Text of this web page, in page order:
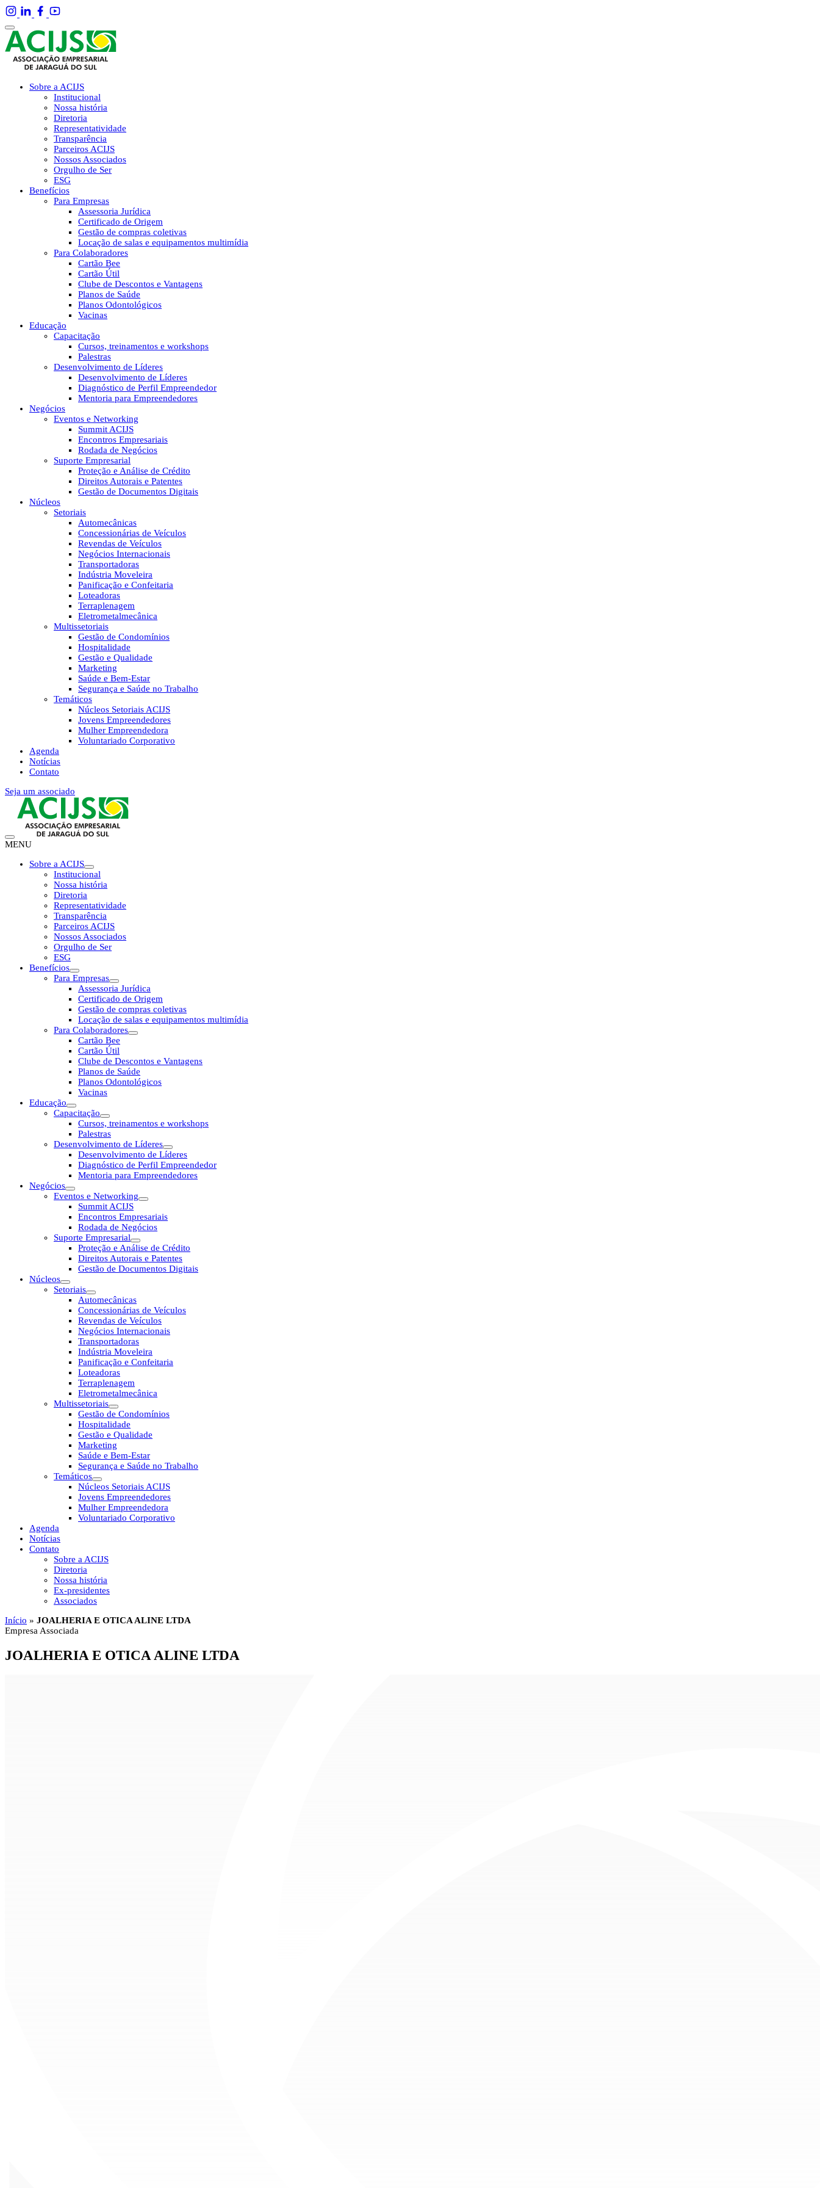
Sobre a ACIJS
Institucional
Nossa história
Diretoria
Representatividade
Transparência
Parceiros ACIJS
Nossos Associados
Orgulho de Ser
ESG
Benefícios
Para Empresas
Assessoria Jurídica
Certificado de Origem
Gestão de compras coletivas
Locação de salas e equipamentos multimídia
Para Colaboradores
Cartão Bee
Cartão Útil
Clube de Descontos e Vantagens
Planos de Saúde
Planos Odontológicos
Vacinas
Educação
Capacitação
Cursos, treinamentos e workshops
Palestras
Desenvolvimento de Líderes
Desenvolvimento de Líderes
Diagnóstico de Perfil Empreendedor
Mentoria para Empreendedores
Negócios
Eventos e Networking
Summit ACIJS
Encontros Empresariais
Rodada de Negócios
Suporte Empresarial
Proteção e Análise de Crédito
Direitos Autorais e Patentes
Gestão de Documentos Digitais
Núcleos
Setoriais
Automecânicas
Concessionárias de Veículos
Revendas de Veículos
Negócios Internacionais
Transportadoras
Indústria Moveleira
Panificação e Confeitaria
Loteadoras
Terraplenagem
Eletrometalmecânica
Multissetoriais
Gestão de Condomínios
Hospitalidade
Gestão e Qualidade
Marketing
Saúde e Bem-Estar
Segurança e Saúde no Trabalho
Temáticos
Núcleos Setoriais ACIJS
Jovens Empreendedores
Mulher Empreendedora
Voluntariado Corporativo
Agenda
Notícias
Contato
Seja um associado
MENU
Sobre a ACIJS
Institucional
Nossa história
Diretoria
Representatividade
Transparência
Parceiros ACIJS
Nossos Associados
Orgulho de Ser
ESG
Benefícios
Para Empresas
Assessoria Jurídica
Certificado de Origem
Gestão de compras coletivas
Locação de salas e equipamentos multimídia
Para Colaboradores
Cartão Bee
Cartão Útil
Clube de Descontos e Vantagens
Planos de Saúde
Planos Odontológicos
Vacinas
Educação
Capacitação
Cursos, treinamentos e workshops
Palestras
Desenvolvimento de Líderes
Desenvolvimento de Líderes
Diagnóstico de Perfil Empreendedor
Mentoria para Empreendedores
Negócios
Eventos e Networking
Summit ACIJS
Encontros Empresariais
Rodada de Negócios
Suporte Empresarial
Proteção e Análise de Crédito
Direitos Autorais e Patentes
Gestão de Documentos Digitais
Núcleos
Setoriais
Automecânicas
Concessionárias de Veículos
Revendas de Veículos
Negócios Internacionais
Transportadoras
Indústria Moveleira
Panificação e Confeitaria
Loteadoras
Terraplenagem
Eletrometalmecânica
Multissetoriais
Gestão de Condomínios
Hospitalidade
Gestão e Qualidade
Marketing
Saúde e Bem-Estar
Segurança e Saúde no Trabalho
Temáticos
Núcleos Setoriais ACIJS
Jovens Empreendedores
Mulher Empreendedora
Voluntariado Corporativo
Agenda
Notícias
Contato
Sobre a ACIJS
Diretoria
Nossa história
Ex-presidentes
Associados
Início » JOALHERIA E OTICA ALINE LTDA
Empresa Associada
JOALHERIA E OTICA ALINE LTDA